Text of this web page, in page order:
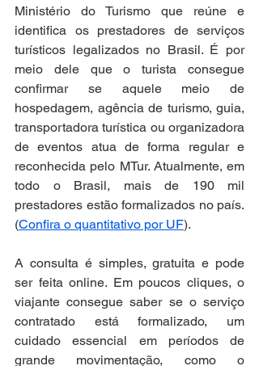
Ministério do Turismo que reúne e
identifica os prestadores de serviços
turísticos legalizados no Brasil. É por
meio dele que o turista consegue
confirmar se aquele meio de
hospedagem, agência de turismo, guia,
transportadora turística ou organizadora
de eventos atua de forma regular e
reconhecida pelo MTur. Atualmente, em
todo o Brasil, mais de 190 mil
prestadores estão formalizados no país.
(Confira o quantitativo por UF).
A consulta é simples, gratuita e pode
ser feita online. Em poucos cliques, o
viajante consegue saber se o serviço
contratado está formalizado, um
cuidado essencial em períodos de
grande movimentação, como o